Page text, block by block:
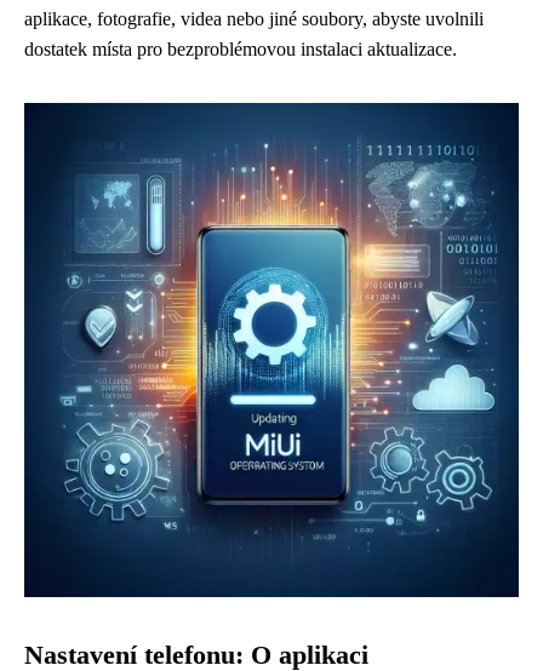
aplikace, fotografie, videa nebo jiné soubory, abyste uvolnili
dostatek místa pro bezproblémovou instalaci aktualizace.
Nastavení telefonu: O aplikaci